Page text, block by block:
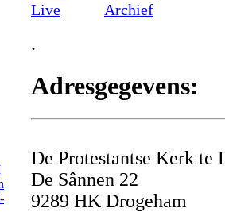
Live Archief
.
Adresgegevens:
De Protestantse Kerk te
De Sânnen 22
9289 HK Drogeham